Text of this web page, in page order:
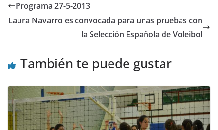
Programa 27-5-2013
Laura Navarro es convocada para unas pruebas con
la Selección Española de Voleibol
También te puede gustar